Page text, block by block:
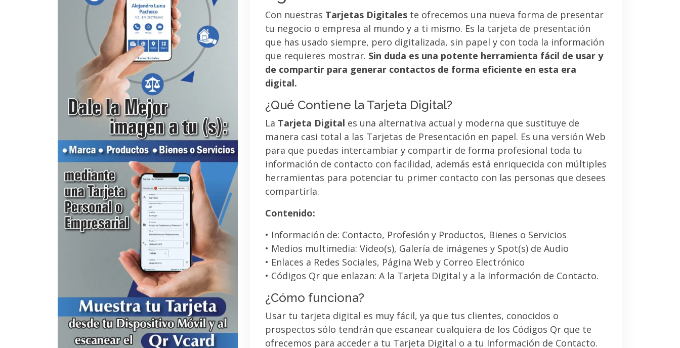
Con nuestras Tarjetas Digitales te ofrecemos una nueva forma de presentar
tu negocio o empresa al mundo y a ti mismo. Es la tarjeta de presentación
que has usado siempre, pero digitalizada, sin papel y con toda la información
que requieres mostrar. Sin duda es una potente herramienta fácil de usar y
de compartir para generar contactos de forma eficiente en esta era
digital.
¿Qué Contiene la Tarjeta Digital?
La Tarjeta Digital es una alternativa actual y moderna que sustituye de
manera casi total a las Tarjetas de Presentación en papel. Es una versión Web
para que puedas intercambiar y compartir de forma profesional toda tu
información de contacto con facilidad, además está enriquecida con múltiples
herramientas para potenciar tu primer contacto con las personas que desees
compartirla.
Contenido:
• Información de: Contacto, Profesión y Productos, Bienes o Servicios
• Medios multimedia: Video(s), Galería de imágenes y Spot(s) de Audio
• Enlaces a Redes Sociales, Página Web y Correo Electrónico
• Códigos Qr que enlazan: A la Tarjeta Digital y a la Información de Contacto.
¿Cómo funciona?
Usar tu tarjeta digital es muy fácil, ya que tus clientes, conocidos o
prospectos sólo tendrán que escanear cualquiera de los Códigos Qr que te
ofrecemos para acceder a tu Tarjeta Digital o a tu Información de Contacto.